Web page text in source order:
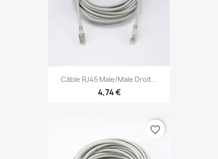
Câble RJ45 Male/Male Droit...
4,74 €
favorite_border